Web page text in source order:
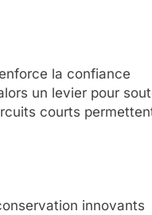
la confiance
un levier pour
courts
innovants